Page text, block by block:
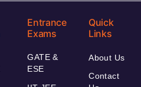
Entrance
Exams
GATE &
ESE
Quick
Links
About Us
Contact